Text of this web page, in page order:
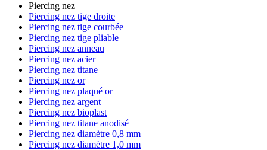
Piercing nez
Piercing nez tige droite
Piercing nez tige courbée
Piercing nez tige pliable
Piercing nez anneau
Piercing nez acier
Piercing nez titane
Piercing nez or
Piercing nez plaqué or
Piercing nez argent
Piercing nez bioplast
Piercing nez titane anodisé
Piercing nez diamètre 0,8 mm
Piercing nez diamètre 1,0 mm